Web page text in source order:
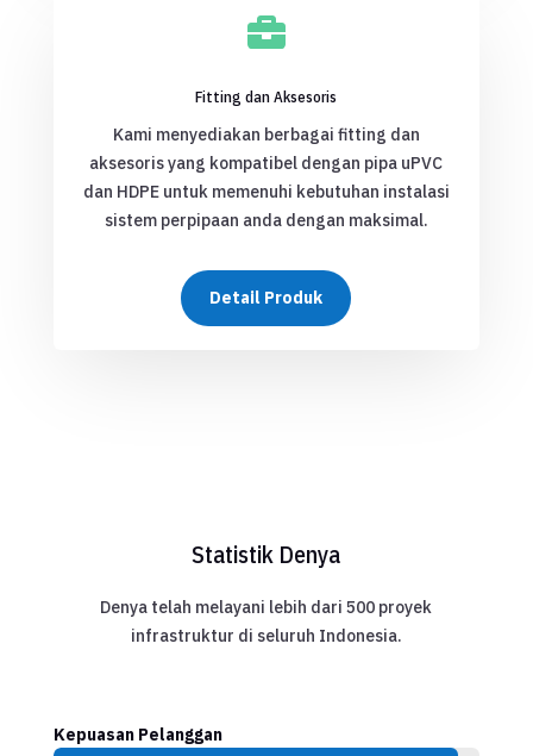

Fitting dan Aksesoris
Kami menyediakan berbagai fitting dan
aksesoris yang kompatibel dengan pipa uPVC
dan HDPE untuk memenuhi kebutuhan instalasi
sistem perpipaan anda dengan maksimal.
Detail Produk
Statistik Denya
Denya telah melayani lebih dari 500 proyek
infrastruktur di seluruh Indonesia.
Kepuasan Pelanggan